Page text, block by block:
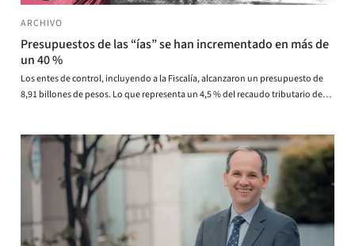
ARCHIVO
Presupuestos de las “ías” se han incrementado en más de
un 40 %
Los entes de control, incluyendo a la Fiscalía, alcanzaron un presupuesto de
8,91 billones de pesos. Lo que representa un 4,5 % del recaudo tributario de